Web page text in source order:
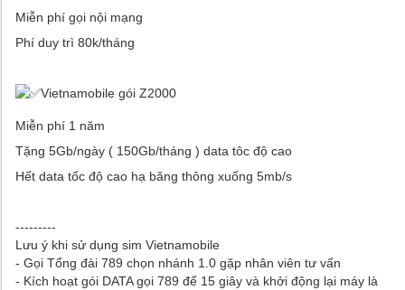
Miễn phí gọi nội mạng
Phí duy trì 80k/tháng
Vietnamobile gói Z2000
Miễn phí 1 năm
Tặng 5Gb/ngày ( 150Gb/tháng ) data tôc độ cao
Hết data tốc độ cao hạ băng thông xuống 5mb/s
---------
Lưu ý khi sử dụng sim Vietnamobile
- Gọi Tổng đài 789 chọn nhánh 1.0 gặp nhân viên tư vấn
- Kích hoạt gói DATA gọi 789 để 15 giây và khởi động lại máy là